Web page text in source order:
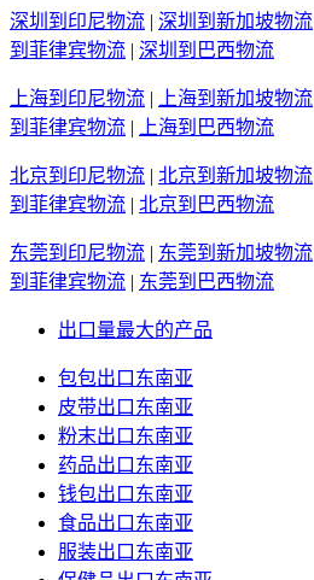
深圳到印尼物流 | 深圳到新加坡物流
到菲律宾物流 | 深圳到巴西物流
上海到印尼物流 | 上海到新加坡物流
到菲律宾物流 | 上海到巴西物流
北京到印尼物流 | 北京到新加坡物流
到菲律宾物流 | 北京到巴西物流
东莞到印尼物流 | 东莞到新加坡物流
到菲律宾物流 | 东莞到巴西物流
出口量最大的产品
包包出口东南亚
皮带出口东南亚
粉末出口东南亚
药品出口东南亚
钱包出口东南亚
食品出口东南亚
服装出口东南亚